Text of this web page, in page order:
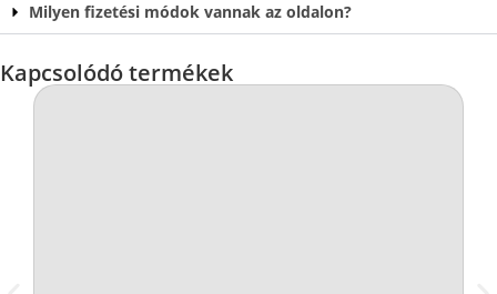
Milyen fizetési módok vannak az oldalon?
Kapcsolódó termékek